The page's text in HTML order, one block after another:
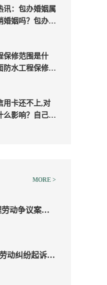
讯：包办婚姻属
婚姻吗？包办婚
保修范围是什
防水工程保修期
用卡还不上,对
么影响？自己的
MORE >
动争议案件
么？劳动争议
动纠纷起诉状
纷有多久的诉